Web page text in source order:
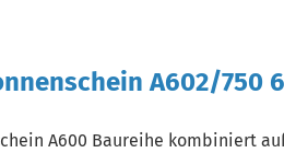
A602/750
A600 Baureihe kombiniert